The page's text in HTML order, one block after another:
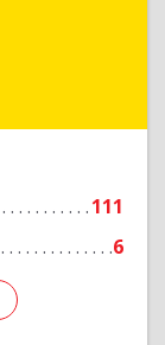
111
6